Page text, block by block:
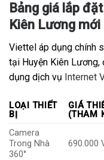
Bảng giá lắp
Kiên Lương
Viettel áp dụng chính
tại Huyện Kiên
dụng dịch vụ Internet
LOẠI THIẾT
BỊ
GIÁ
(THAM
Camera
Trong Nhà
360°
690.000